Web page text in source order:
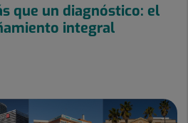
que un diagnóstico: el
integral